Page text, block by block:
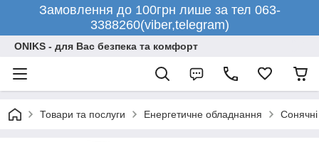
Замовлення до 100грн лише за тел 063-
3388260(viber,telegram)
ONIKS - для Вас безпека та комфорт
Товари та послуги Енергетичне обладнання